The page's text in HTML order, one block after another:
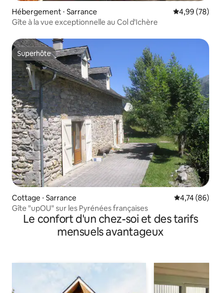
Hébergement ⋅ Sarrance Évaluation
4,99 (78)
Gîte à la vue exceptionnelle au Col d'Ichère
Superhôte
Superhôte
Cottage ⋅ Sarrance Évaluation
4,74 (86)
Gîte "upOU" sur les Pyrénées françaises
Le confort d'un chez-soi et des tarifs
mensuels avantageux